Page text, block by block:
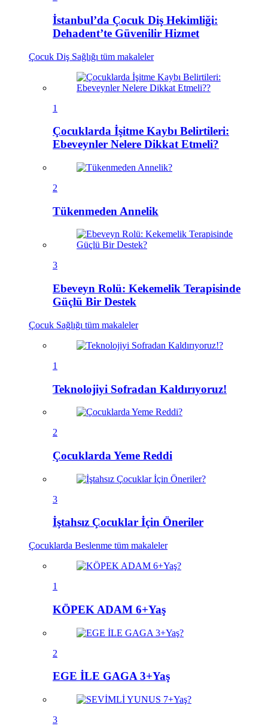
İstanbul’da Çocuk Diş Hekimliği:
Dehadent’te Güvenilir Hizmet
Çocuk Diş Sağlığı tüm makaleler
1
Çocuklarda İşitme Kaybı Belirtileri:
Ebeveynler Nelere Dikkat Etmeli?
2
Tükenmeden Annelik
3
Ebeveyn Rolü: Kekemelik Terapisinde
Güçlü Bir Destek
Çocuk Sağlığı tüm makaleler
1
Teknolojiyi Sofradan Kaldırıyoruz!
2
Çocuklarda Yeme Reddi
3
İştahsız Çocuklar İçin Öneriler
Çocuklarda Beslenme tüm makaleler
1
KÖPEK ADAM 6+Yaş
2
EGE İLE GAGA 3+Yaş
3